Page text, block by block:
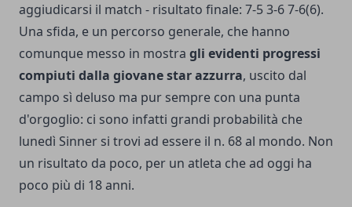
aggiudicarsi il match - risultato finale: 7-5 3-6 7-6(6).
Una sfida, e un percorso generale, che hanno
comunque messo in mostra gli evidenti progressi
compiuti dalla giovane star azzurra, uscito dal
campo sì deluso ma pur sempre con una punta
d'orgoglio: ci sono infatti grandi probabilità che
lunedì Sinner si trovi ad essere il n. 68 al mondo. Non
un risultato da poco, per un atleta che ad oggi ha
poco più di 18 anni.